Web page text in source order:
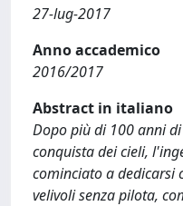
27-lug-2017
Anno accademico
2016/2017
Abstract in italiano
Dopo più di 100 anni
conquista dei cieli,
cominciato a dedicarsi
velivoli senza pilota,